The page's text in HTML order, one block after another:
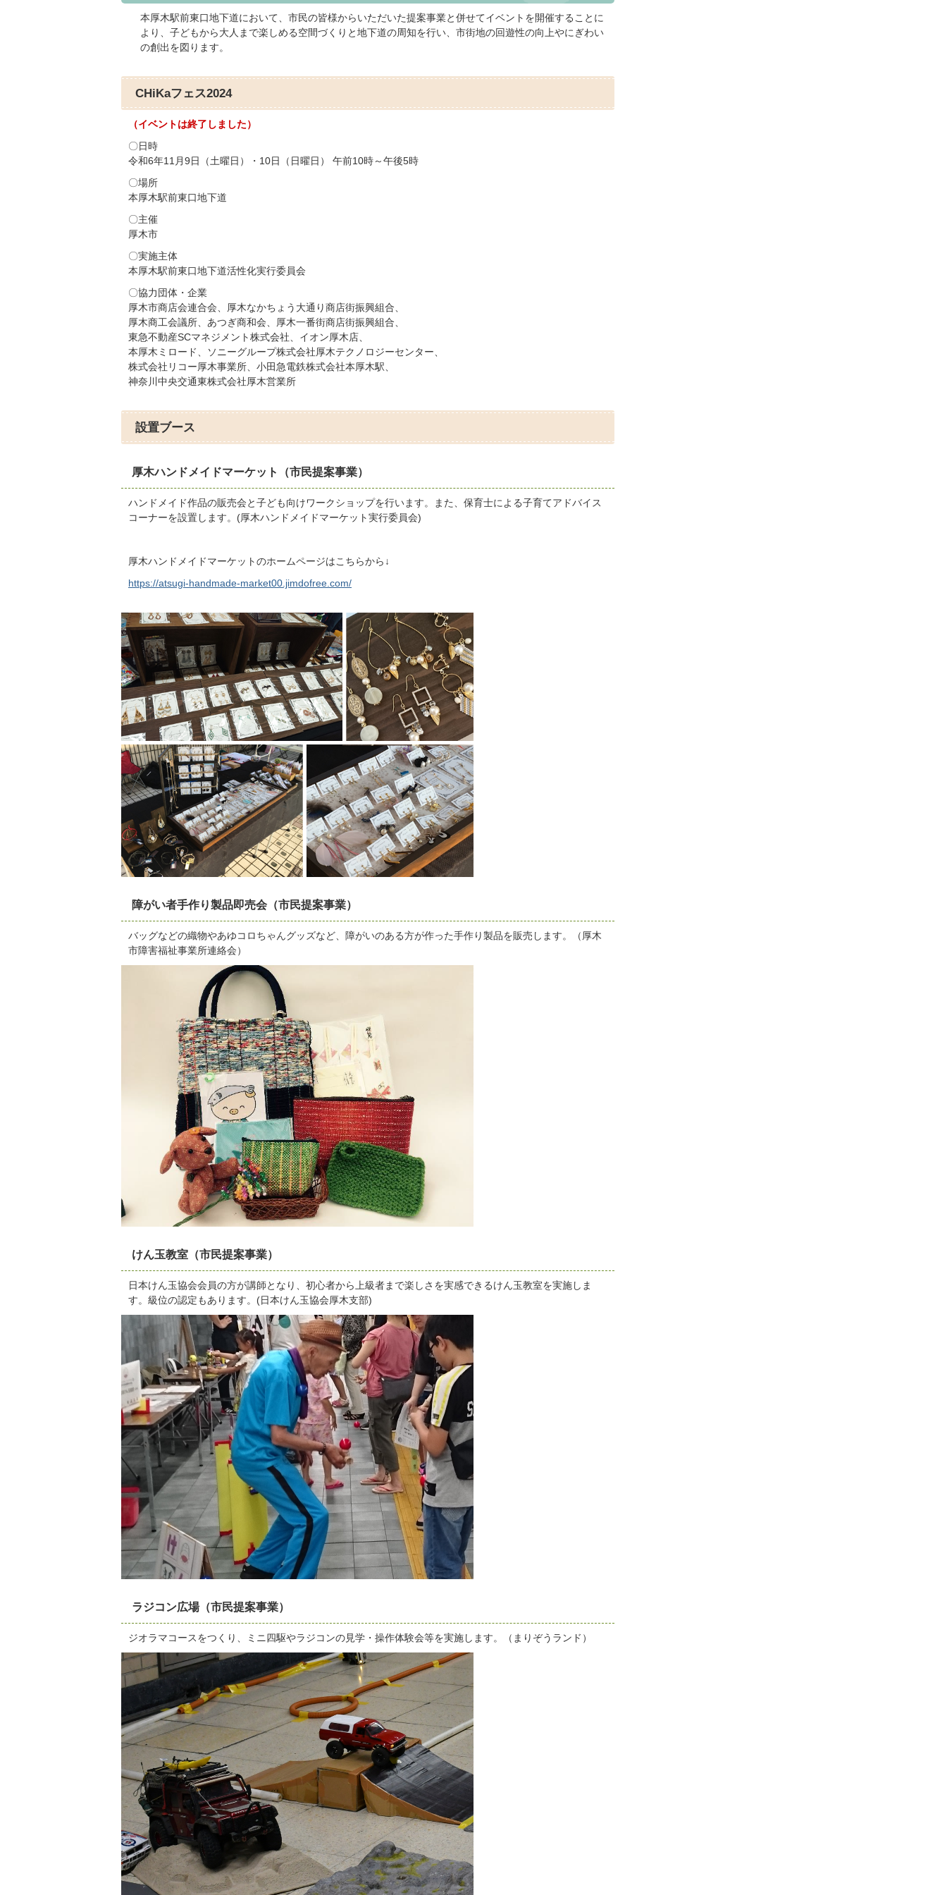
本厚木駅前東口地下道において、市民の皆様からいただいた提案事業と併せてイベントを開催することに
より、子どもから大人まで楽しめる空間づくりと地下道の周知を行い、市街地の回遊性の向上やにぎわい
の創出を図ります。
CHiKaフェス2024
（イベントは終了しました）
〇日時
令和6年11月9日（土曜日）・10日（日曜日） 午前10時～午後5時
〇場所
本厚木駅前東口地下道
〇主催
厚木市
〇実施主体
本厚木駅前東口地下道活性化実行委員会
〇協力団体・企業
厚木市商店会連合会、厚木なかちょう大通り商店街振興組合、
厚木商工会議所、あつぎ商和会、厚木一番街商店街振興組合、
東急不動産SCマネジメント株式会社、イオン厚木店、
本厚木ミロード、ソニーグループ株式会社厚木テクノロジーセンター、
株式会社リコー厚木事業所、小田急電鉄株式会社本厚木駅、
神奈川中央交通東株式会社厚木営業所
設置ブース
厚木ハンドメイドマーケット（市民提案事業）
ハンドメイド作品の販売会と子ども向けワークショップを行います。また、保育士による子育てアドバイス
コーナーを設置します。(厚木ハンドメイドマーケット実行委員会)
厚木ハンドメイドマーケットのホームページはこちらから↓
https://atsugi-handmade-market00.jimdofree.com/
障がい者手作り製品即売会（市民提案事業）
バッグなどの織物やあゆコロちゃんグッズなど、障がいのある方が作った手作り製品を販売します。（厚木
市障害福祉事業所連絡会）
けん玉教室（市民提案事業）
日本けん玉協会会員の方が講師となり、初心者から上級者まで楽しさを実感できるけん玉教室を実施しま
す。級位の認定もあります。(日本けん玉協会厚木支部)
ラジコン広場（市民提案事業）
ジオラマコースをつくり、ミニ四駆やラジコンの見学・操作体験会等を実施します。（まりぞうランド）